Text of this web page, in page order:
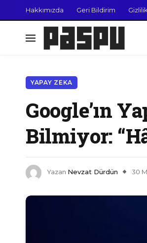
Hakkımızda Geri Bildirim
YAPAY ZEKA
Google’ın
Bilmiyor:
Yazan Nevzat Dürdün 30